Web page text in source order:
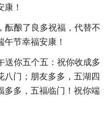
！
酝酿了良多祝福，代替不
节幸福安康！
送你五个五：祝你收成多
八门；朋友多多，五湖四
多多，五福临门！祝你端